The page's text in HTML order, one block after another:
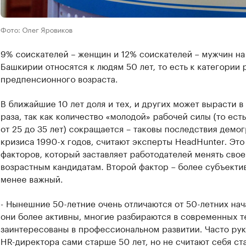
Фото: Олег Яровиков
9% соискателей – женщин и 12% соискателей – мужчин
Башкирии относятся к людям 50 лет, то есть к категории
предпенсионного возраста.
В ближайшие 10 лет доля и тех, и других может вырасти в
раза, так как количество «молодой» рабочей силы (то
от 25 до 35 лет) сокращается – таковы последствия
кризиса 1990-х годов, считают эксперты HeadHunter.
факторов, который заставляет работодателей менять
возрастным кандидатам. Второй фактор – более
менее важный.
- Нынешние 50-летние очень отличаются от 50-летних
они более активны, многие разбираются в современных
заинтересованы в профессиональном развитии. Часто
HR-директора сами старше 50 лет, но не считают себя